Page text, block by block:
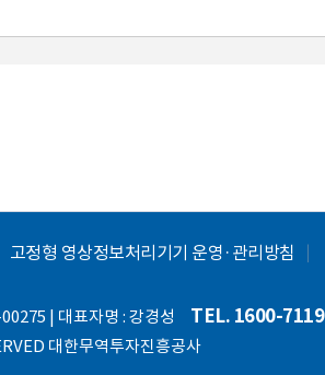
TOP
고정형 영상정보처리기기 운영·관리방침
| 대표자명 : 강경성 TEL. 1600-7119
대한무역투자진흥공사